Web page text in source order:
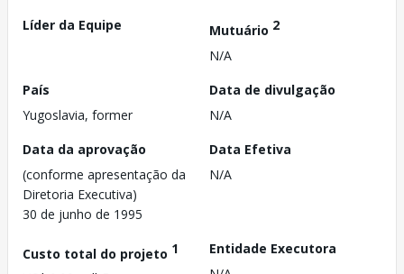
Líder da Equipe
Mutuário 2
N/A
País
Yugoslavia, former
Data de divulgação
N/A
Data da aprovação
(conforme apresentação da
Diretoria Executiva)
30 de junho de 1995
Data Efetiva
N/A
Custo total do projeto 1
Entidade Executora